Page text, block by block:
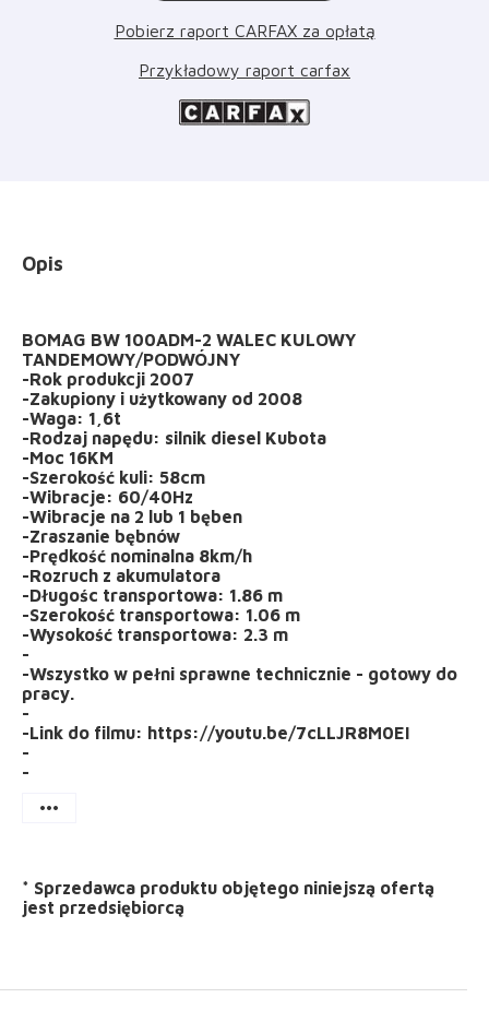
Pobierz raport CARFAX za opłatą
Przykładowy raport carfax
Opis
BOMAG BW 100ADM-2 WALEC KULOWY
TANDEMOWY/PODWÓJNY
-Rok produkcji 2007
-Zakupiony i użytkowany od 2008
-Waga: 1,6t
-Rodzaj napędu: silnik diesel Kubota
-Moc 16KM
-Szerokość kuli: 58cm
-Wibracje: 60/40Hz
-Wibracje na 2 lub 1 bęben
-Zraszanie bębnów
-Prędkość nominalna 8km/h
-Rozruch z akumulatora
-Długośc transportowa: 1.86 m
-Szerokość transportowa: 1.06 m
-Wysokość transportowa: 2.3 m
-
-Wszystko w pełni sprawne technicznie - gotowy do
pracy.
-
-Link do filmu: https://youtu.be/7cLLJR8M0EI
-
-
more_horiz
* Sprzedawca produktu objętego niniejszą ofertą
jest przedsiębiorcą